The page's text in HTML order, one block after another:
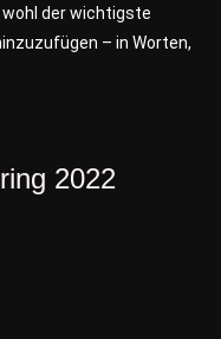
der wichtigste
– in Worten,
2022